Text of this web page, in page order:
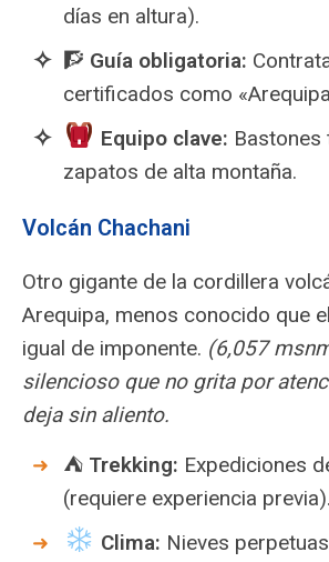
días en altura).
🧗 Guía obligatoria:
certificados como
Equipo clave:
zapatos de alta montaña.
Volcán Chachani
Otro gigante de la cordillera
Arequipa, menos conocido que
igual de imponente. (6,057
silencioso que no grita por
deja sin aliento.
⛺ Trekking: Expediciones
(requiere experiencia previa).
Clima: Nieves